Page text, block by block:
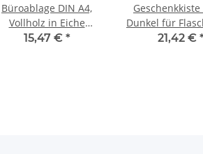
Büroablage DIN A4,
Vollholz in Eiche
Dunkel, 34 × 27 × 7 cm
15,47 € *
Geschenkkiste
Dunkel für
Gläser
21,42 €